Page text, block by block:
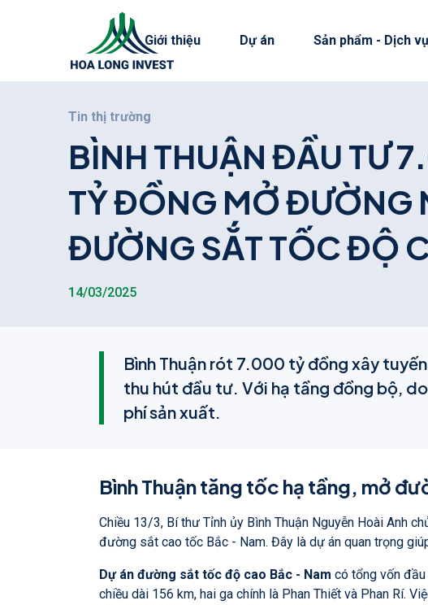
Giới thiệu Dự án Sản phẩm - Dịch vụ
Tin thị trường
BÌNHTHUẬNĐẦUTƯ7.
TỶĐỒNG MỞĐƯỜNG
ĐƯỜNGSẮTTỐCĐỘ
14/03/2025
Bình Thuận rót 7.000 tỷ đồng xây
thu hút đầu tư. Với hạ tầng đồng bộ,
phí sản xuất.
Bình Thuận tăng tốc hạ tầng, mở
Chiều 13/3, Bí thư Tỉnh ủy Bình Thuận Nguyễn Hoài Anh
đường sắt cao tốc Bắc - Nam. Đây là dự án quan trọng
Dự án đường sắt tốc độ cao Bắc - Nam có tổng vốn đầu
chiều dài 156 km, hai ga chính là Phan Thiết và Phan Rí.